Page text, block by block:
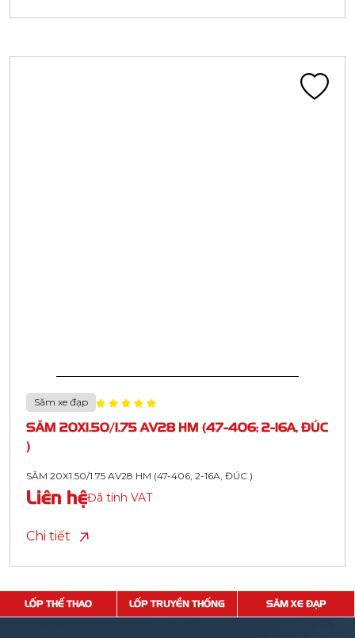
Săm xe đạp
SĂM 20X1.50/1.75 AV28 HM (47-406; 2-16A, ĐÚC
)
SĂM 20X1.50/1.75 AV28 HM (47-406; 2-16A, ĐÚC )
Liên hệĐã tính VAT
Chi tiết
LỐP THỂ THAO LỐP TRUYỀN THỐNG SĂM XE ĐẠP